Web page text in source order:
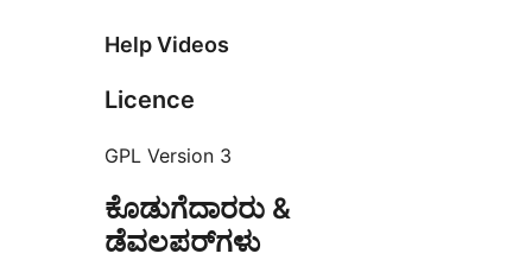
Help Videos
Licence
GPL Version 3
ಕೊಡುಗೆದಾರರು &
ಡೆವಲಪರ್‌ಗಳು